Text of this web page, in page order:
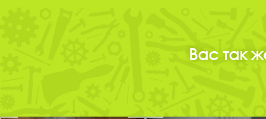
Вас так